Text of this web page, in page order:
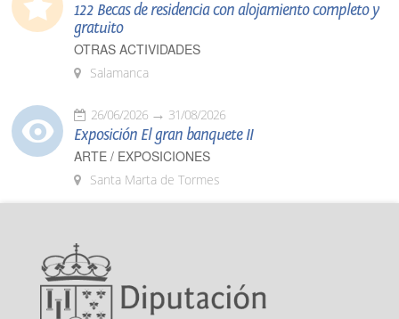
122 Becas de residencia con alojamiento completo y
gratuito
OTRAS ACTIVIDADES
Salamanca
26/06/2026 31/08/2026
Exposición El gran banquete II
ARTE / EXPOSICIONES
Santa Marta de Tormes